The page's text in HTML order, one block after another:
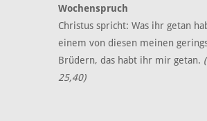
Wochenspruch
Christus spricht: Was ihr getan
einem von diesen meinen
Brüdern, das habt ihr mir getan.
25,40)